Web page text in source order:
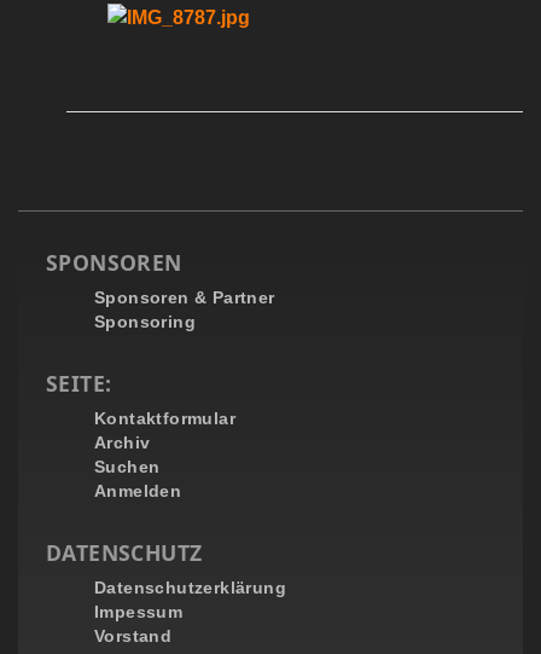
SPONSOREN
Sponsoren & Partner
Sponsoring
SEITE:
Kontaktformular
Archiv
Suchen
Anmelden
DATENSCHUTZ
Datenschutzerklärung
Impessum
Vorstand